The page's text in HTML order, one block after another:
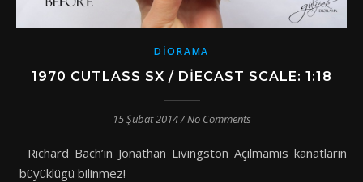
DIORAMA
1970 CUTLASS SX / DIECAST SCALE: 1:18
15 Şubat 2014/No Comments
Richard Bach’ın Jonathan Livingston Açılmamıs kanatların
büyüklügü bilinmez!